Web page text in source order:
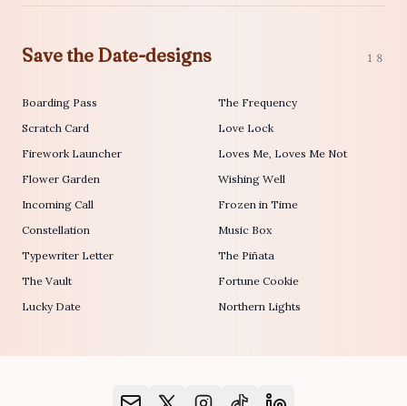
Save the Date-designs 18
Boarding Pass
Scratch Card
Firework Launcher
Flower Garden
Incoming Call
Constellation
Typewriter Letter
The Vault
Lucky Date
The Frequency
Love Lock
Loves Me, Loves Me Not
Wishing Well
Frozen in Time
Music Box
The Piñata
Fortune Cookie
Northern Lights